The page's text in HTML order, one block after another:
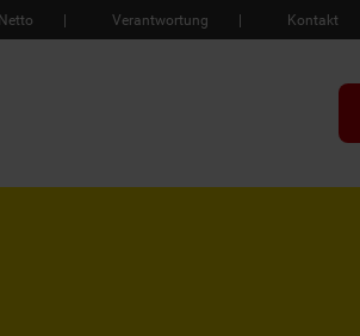
Verantwortung Kontakt